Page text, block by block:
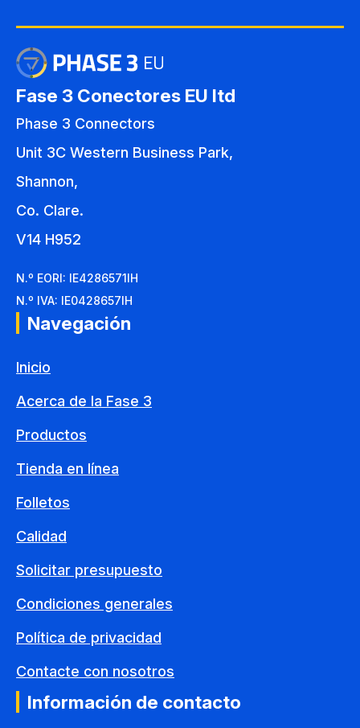
Fase 3 Conectores EU ltd
Phase 3 Connectors
Unit 3C Western Business Park,
Shannon,
Co. Clare.
V14 H952
N.º EORI: IE4286571IH
N.º IVA: IE0428657IH
Navegación
Inicio
Acerca de la Fase 3
Productos
Tienda en línea
Folletos
Calidad
Solicitar presupuesto
Condiciones generales
Política de privacidad
Contacte con nosotros
Información de contacto